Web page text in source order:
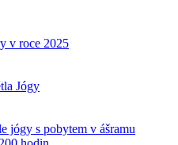
v roce 2025
Jógy
jógy s pobytem v ášramu